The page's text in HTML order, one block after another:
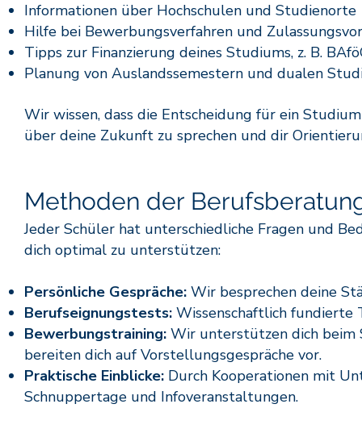
Informationen über Hochschulen und Studienorte
Hilfe bei Bewerbungsverfahren und
Tipps zur Finanzierung deines Studiums, z. B.
Planung von Auslandssemestern und dualen
Wir wissen, dass die Entscheidung für ein
über deine Zukunft zu sprechen und dir
Methoden der
Jeder Schüler hat unterschiedliche Fragen und
dich optimal zu unterstützen:
Persönliche Gespräche: Wir besprechen deine
Berufseignungstests: Wissenschaftlich fundierte
Bewerbungstraining: Wir unterstützen dich beim
bereiten dich auf Vorstellungsgespräche vor.
Praktische Einblicke: Durch Kooperationen mit
Schnuppertage und Infoveranstaltungen.